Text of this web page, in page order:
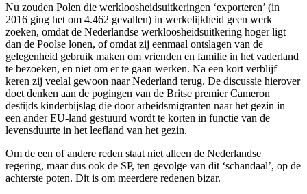
Nu zouden Polen die werkloosheidsuitkeringen ‘exporteren’ (in
2016 ging het om 4.462 gevallen) in werkelijkheid geen werk
zoeken, omdat de Nederlandse werkloosheidsuitkering hoger ligt
dan de Poolse lonen, of omdat zij eenmaal ontslagen van de
gelegenheid gebruik maken om vrienden en familie in het vaderland
te bezoeken, en niet om er te gaan werken. Na een kort verblijf
keren zij veelal gewoon naar Nederland terug. De discussie hierover
doet denken aan de pogingen van de Britse premier Cameron
destijds kinderbijslag die door arbeidsmigranten naar het gezin in
een ander EU-land gestuurd wordt te korten in functie van de
levensduurte in het leefland van het gezin.
Om de een of andere reden staat niet alleen de Nederlandse
regering, maar dus ook de SP, ten gevolge van dit ‘schandaal’, op de
achterste poten. Dit is om meerdere redenen bizar.